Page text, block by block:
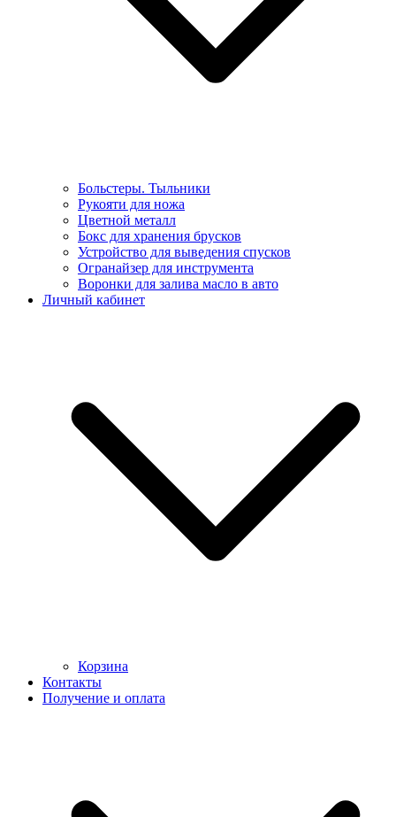
Больстеры. Тыльники
Рукояти для ножа
Цветной металл
Бокс для хранения брусков
Устройство для выведения спусков
Огранайзер для инструмента
Воронки для залива масло в авто
Личный кабинет
Корзина
Контакты
Получение и оплата